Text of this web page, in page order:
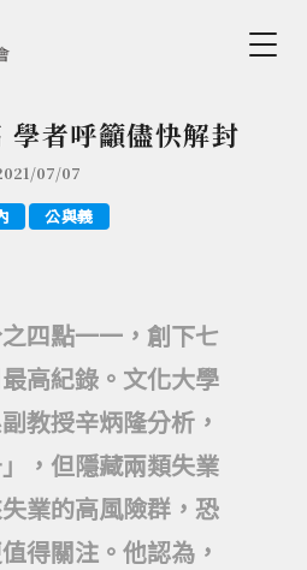
to Navigation
Main content
學者呼籲儘快解封
07/07
公與義
四點一一，創下七
高紀錄。文化大學
教授辛炳隆分析，
，但隱藏兩類失業
業的高風險群，恐
得關注。他認為，